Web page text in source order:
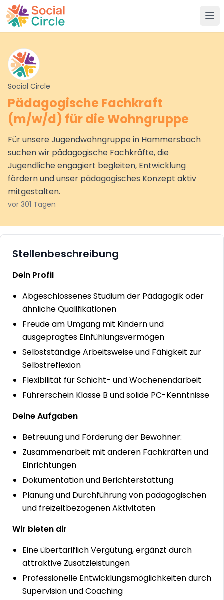
Social Circle
Social Circle
Pädagogische Fachkraft
(m/w/d) für die Wohngruppe
Für unsere Jugendwohngruppe in Hammersbach
suchen wir pädagogische Fachkräfte, die
Jugendliche engagiert begleiten, Entwicklung
fördern und unser pädagogisches Konzept aktiv
mitgestalten.
vor 301 Tagen
Stellenbeschreibung
Dein Profil
Abgeschlossenes Studium der Pädagogik oder
ähnliche Qualifikationen
Freude am Umgang mit Kindern und
ausgeprägtes Einfühlungsvermögen
Selbstständige Arbeitsweise und Fähigkeit zur
Selbstreflexion
Flexibilität für Schicht- und Wochenendarbeit
Führerschein Klasse B und solide PC-Kenntnisse
Deine Aufgaben
Betreuung und Förderung der Bewohner:
Zusammenarbeit mit anderen Fachkräften und
Einrichtungen
Dokumentation und Berichterstattung
Planung und Durchführung von pädagogischen
und freizeitbezogenen Aktivitäten
Wir bieten dir
Eine übertariflich Vergütung, ergänzt durch
attraktive Zusatzleistungen
Professionelle Entwicklungsmöglichkeiten durch
Supervision und Coaching